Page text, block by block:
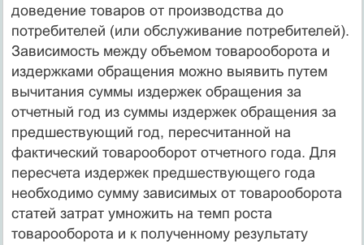
доведение товаров от производства до
потребителей (или обслуживание потребителей).
Зависимость между объемом товарооборота и
издержками обращения можно выявить путем
вычитания суммы издержек обращения за
отчетный год из суммы издержек обращения за
предшествующий год, пересчитанной на
фактический товарооборот отчетного года. Для
пересчета издержек предшествующего года
необходимо сумму зависимых от товарооборота
статей затрат умножить на темп роста
товарооборота и к полученному результату